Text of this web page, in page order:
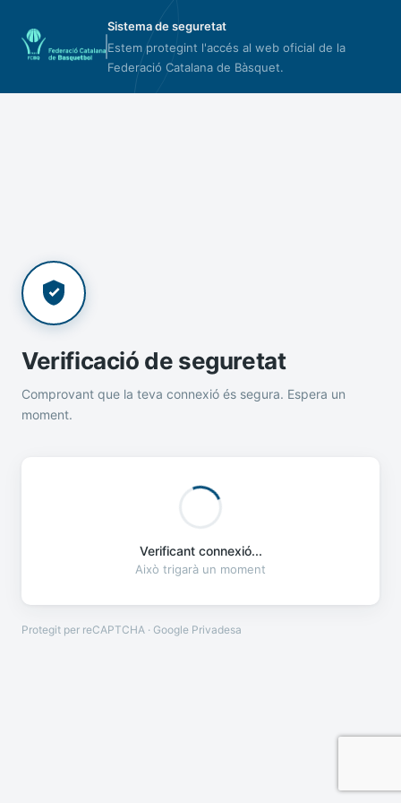
Sistema de seguretat
Estem protegint l'accés al web oficial de la
Federació Catalana de Bàsquet.
Verificació de seguretat
Comprovant que la teva connexió és segura. Espera un
moment.
Verificant connexió...
Això trigarà un moment
Protegit per reCAPTCHA · Google Privadesa